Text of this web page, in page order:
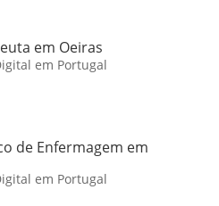
em Oeiras
em Portugal
de Enfermagem em
em Portugal